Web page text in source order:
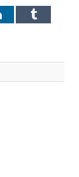
LinkedInTumblr